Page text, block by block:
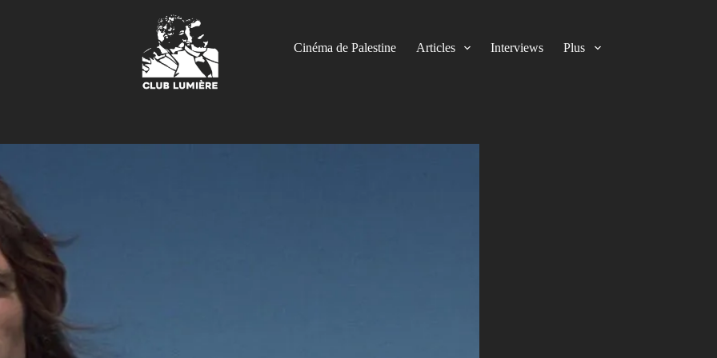
Cinéma de Palestine Articles Interviews Plus